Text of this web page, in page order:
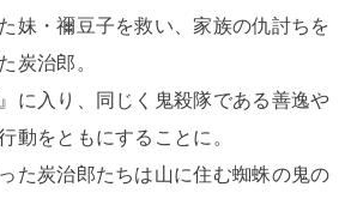
妹・禰豆子を救い、家族の仇討ちを
炭治郎。
に入り、同じく鬼殺隊である善逸や
動をともにすることに。
た炭治郎たちは山に住む蜘蛛の鬼の